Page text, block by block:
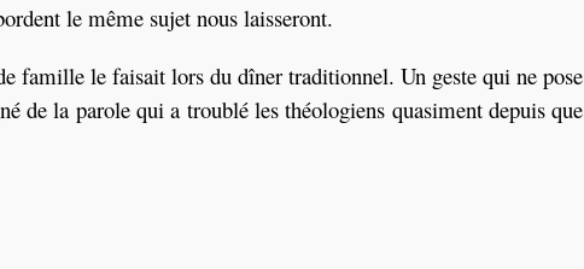
le même sujet nous laisseront.
famille le faisait lors du dîner traditionnel. Un geste qui ne pose
de la parole qui a troublé les théologiens quasiment depuis que